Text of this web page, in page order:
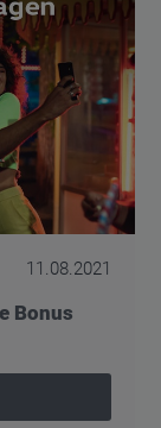
11.08.2021
Bonus